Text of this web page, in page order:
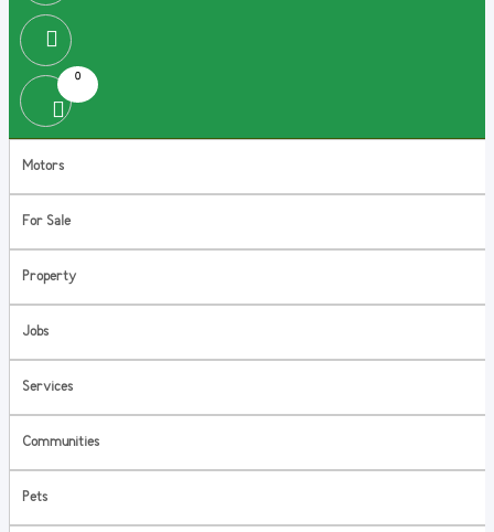
0
Motors
For Sale
Property
Jobs
Services
Communities
Pets